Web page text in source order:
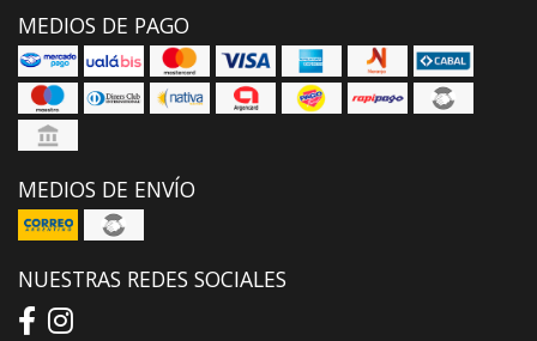
MEDIOS DE PAGO
MEDIOS DE ENVÍO
NUESTRAS REDES SOCIALES